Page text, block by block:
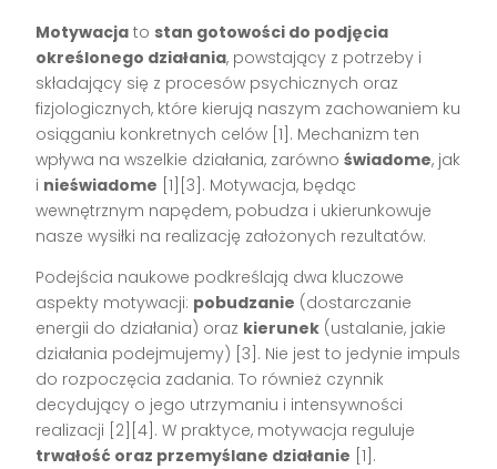
Motywacja to stan gotowości do podjęcia
określonego działania, powstający z potrzeby i
składający się z procesów psychicznych oraz
fizjologicznych, które kierują naszym zachowaniem ku
osiąganiu konkretnych celów [1] . Mechanizm ten
wpływa na wszelkie działania, zarównoświadome, jak
i nieświadome [1][3] . Motywacja, będąc
wewnętrznym napędem, pobudza i ukierunkowuje
nasze wysiłki na realizację założonych rezultatów.
Podejścia naukowe podkreślają dwa kluczowe
aspekty motywacji: pobudzanie (dostarczanie
energii do działania) oraz kierunek (ustalanie, jakie
działania podejmujemy) [3] . Nie jest to jedynie impuls
do rozpoczęcia zadania. To również czynnik
decydujący o jego utrzymaniu i intensywności
realizacji [2][4] . W praktyce, motywacja reguluje
trwałość oraz przemyślane działanie [1] .